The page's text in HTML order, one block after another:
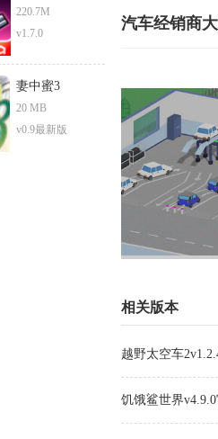
220.7M
v1.7.0
妻中蜜3
20 MB
v0.9最新版
汽车经销商
相关版本
越野太空车
饥饿鲨世界